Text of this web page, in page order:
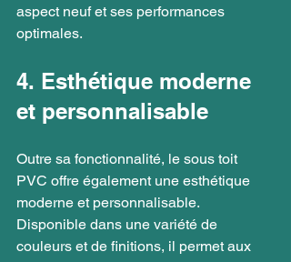
aspect neuf et ses performances
optimales.
4. Esthétique moderne
et personnalisable
Outre sa fonctionnalité, le sous toit
PVC offre également une esthétique
moderne et personnalisable.
Disponible dans une variété de
couleurs et de finitions, il permet aux